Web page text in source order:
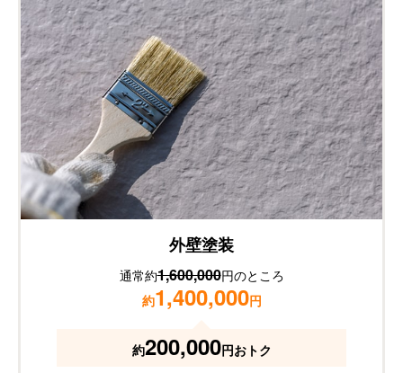
外壁塗装
通常約1,600,000円のところ
約1,400,000円
約200,000円おトク